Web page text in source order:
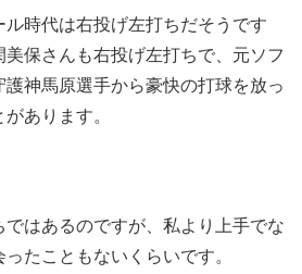
時代は右投げ左打ちだそうです
保さんも右投げ左打ちで、元ソフ
護神馬原選手から豪快の打球を放っ
あります。
はあるのですが、私より上手でな
たこともないくらいです。